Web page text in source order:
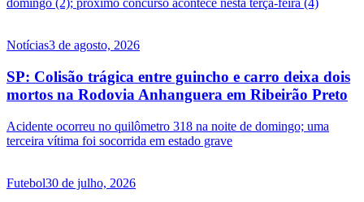
domingo (2); próximo concurso acontece nesta terça-feira (4)
Notícias3 de agosto, 2026
SP: Colisão trágica entre guincho e carro deixa dois
mortos na Rodovia Anhanguera em Ribeirão Preto
Acidente ocorreu no quilômetro 318 na noite de domingo; uma
terceira vítima foi socorrida em estado grave
Futebol30 de julho, 2026